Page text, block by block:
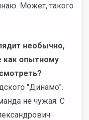
Может, такого
необычно,
как опытному
"Динамо".
не чужая. С